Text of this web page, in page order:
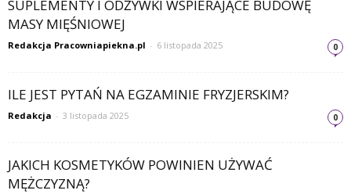
SUPLEMENTY I ODŻYWKI WSPIERAJĄCE BUDOWĘ
MASY MIĘŚNIOWEJ
Redakcja Pracowniapiekna.pl - 6 listopada 2025 0
ILE JEST PYTAŃ NA EGZAMINIE FRYZJERSKIM?
Redakcja - 3 listopada 2025 0
JAKICH KOSMETYKÓW POWINIEN UŻYWAĆ
MĘŻCZYZNĄ?